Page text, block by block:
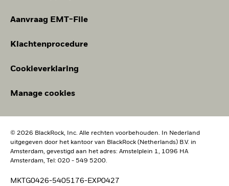
Aanvraag EMT-File
Klachtenprocedure
Cookieverklaring
Manage cookies
© 2026 BlackRock, Inc. Alle rechten voorbehouden. In Nederland
uitgegeven door het kantoor van BlackRock (Netherlands) B.V. in
Amsterdam, gevestigd aan het adres: Amstelplein 1, 1096 HA
Amsterdam, Tel: 020 - 549 5200.
MKTG0426-5405176-EXP0427